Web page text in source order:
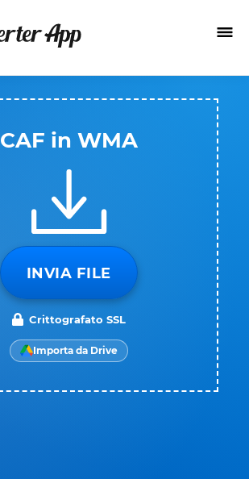
CAF in WMA
INVIA FILE
Crittografato SSL
Importa da Drive